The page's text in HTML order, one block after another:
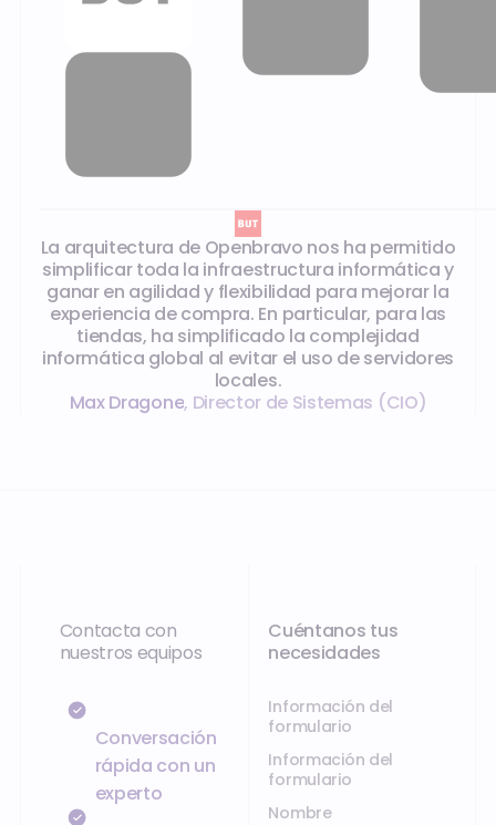
Lo que dicen nuestros clientes
La arquitectura de Openbravo nos ha permitido
simplificar toda la infraestructura informática y
ganar en agilidad y flexibilidad para mejorar la
experiencia de compra. En particular, para las
tiendas, ha simplificado la complejidad
informática global al evitar el uso de servidores
locales.
Max Dragone, Director de Sistemas (CIO)
Contacta con
nuestros equipos
Conversación
rápida con un
experto
Cuéntanos tus
necesidades
Información del
formulario
Información del
formulario
Nombre